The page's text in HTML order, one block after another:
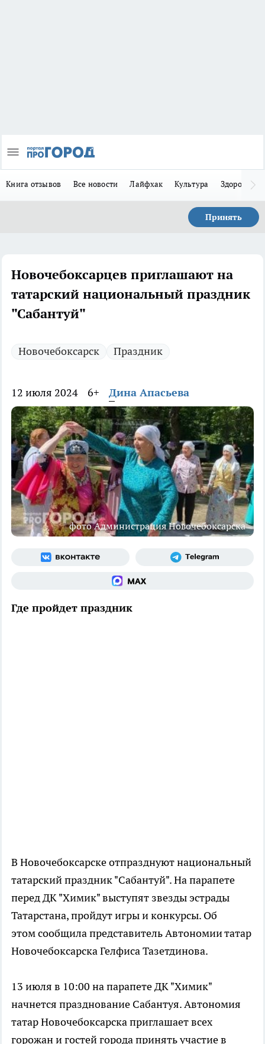
Книга отзывов Все новости Лайфхак Культура Здоровье
Принять
Новочебоксарцев приглашают на
татарский национальный праздник
"Сабантуй"
Новочебоксарск Праздник
12 июля 2024 6+ Дина Апасьева
фото Администрация Новочебоксарска
Где пройдет праздник
В Новочебоксарске отпразднуют национальный
татарский праздник "Сабантуй". На парапете
перед ДК "Химик" выступят звезды эстрады
Татарстана, пройдут игры и конкурсы. Об
этом сообщила представитель Автономии татар
Новочебоксарска Гелфиса Тазетдинова.
13 июля в 10:00 на парапете ДК "Химик"
начнется празднование Сабантуя. Автономия
татар Новочебоксарска приглашает всех
горожан и гостей города принять участие в